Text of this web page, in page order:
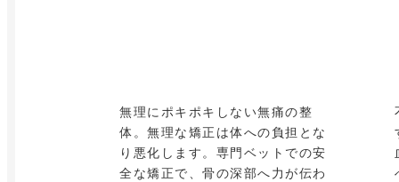
無理にポキポキしない無痛の整
体。無理な矯正は体への負担とな
り悪化します。専門ベットでの安
全な矯正で、骨の深部へ力が伝わ